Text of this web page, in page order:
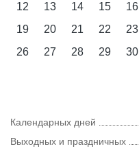
12
13 14 15 16
19
20 21 22 23
26
27 28 29 30
Календарных дней
Выходных и праздничных